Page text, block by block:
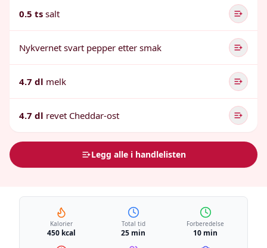
0.5 ts salt
Nykvernet svart pepper etter smak
4.7 dl melk
4.7 dl revet Cheddar-ost
Legg alle i handlelisten
Kalorier
450 kcal
Total tid
25 min
Forberedelse
10 min